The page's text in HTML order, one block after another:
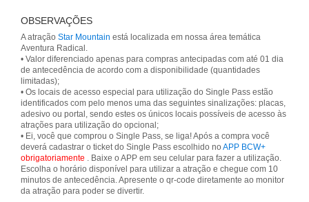
OBSERVAÇÕES
A atração Star Mountain está localizada em nossa área temática
Aventura Radical.
• Valor diferenciado apenas para compras antecipadas com até 01 dia
de antecedência de acordo com a disponibilidade (quantidades
limitadas);
• Os locais de acesso especial para utilização do Single Pass estão
identificados com pelo menos uma das seguintes sinalizações: placas,
adesivo ou portal, sendo estes os únicos locais possíveis de acesso às
atrações para utilização do opcional;
• Ei, você que comprou o Single Pass, se liga! Após a compra você
deverá cadastrar o ticket do Single Pass escolhido no APP BCW+
obrigatoriamente . Baixe o APP em seu celular para fazer a utilização.
Escolha o horário disponível para utilizar a atração e chegue com 10
minutos de antecedência. Apresente o qr-code diretamente ao monitor
da atração para poder se divertir.